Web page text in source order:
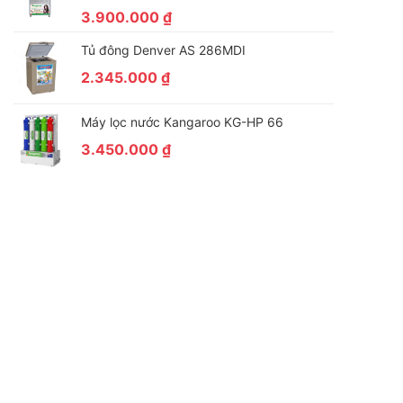
3.900.000₫
Tủ đông Denver AS 286MDI
2.345.000₫
Máy lọc nước Kangaroo KG-HP 66
3.450.000₫